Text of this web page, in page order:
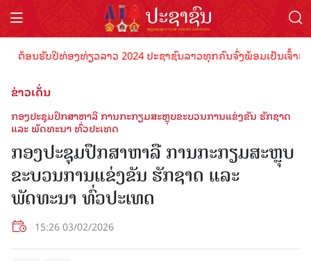
ນຮັບປີທ່ອງທ່ຽວລາວ 2024 ປະຊາຊົນລາວທຸກຄົນຈົ່ງພ້ອມເປັນເຈົ້າພາບ
ຂ່າວເດັ່ນ
ກອງປະຊຸມປຶກສາຫາລື ການກະກຽມສະຫຼຸບຂະບວນການແຂ່ງຂັນ ຮັກຊາດ
ແລະ ພັດທະນາ ທົ່ວປະເທດ
ກອງປະຊຸມປຶກສາຫາລື ການກະກຽມສະຫຼຸບ
ຂະບວນການແຂ່ງຂັນ ຮັກຊາດ ແລະ
ພັດທະນາ ທົ່ວປະເທດ
15:26 03/02/2026